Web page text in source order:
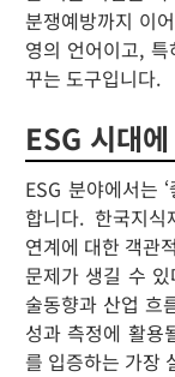
분쟁예방까지 이
영의 언어이고,
꾸는 도구입니다.
ESG 시대
ESG 분야에서는
합니다. 한국지식
연계에 대한 객관
문제가 생길 수
술동향과 산업 흐
성과 측정에 활용
를 입증하는 가장